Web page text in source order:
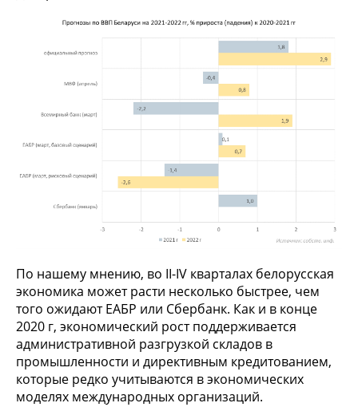
По нашему мнению, во II-IV кварталах белорусская
экономика может расти несколько быстрее, чем
того ожидают ЕАБР или Сбербанк. Как и в конце
2020 г, экономический рост поддерживается
административной разгрузкой складов в
промышленности и директивным кредитованием,
которые редко учитываются в экономических
моделях международных организаций.